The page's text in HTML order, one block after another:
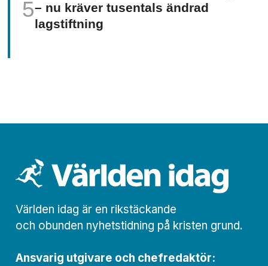
– nu kräver tusentals ändrad
lagstiftning
Världen idag är en rikstäckande
och obunden nyhets­­­tidning på kristen grund.
Ansvarig utgivare och chef­redaktör: